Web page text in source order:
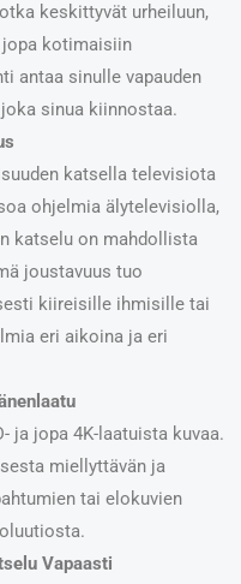
keskittyvät urheiluun,
kotimaisiin
antaa sinulle vapauden
sinua kiinnostaa.
katsella televisiota
ohjelmia älytelevisiolla,
katselu on mahdollista
joustavuus tuo
kiireisille ihmisille tai
eri aikoina ja eri
ja jopa 4K-laatuista kuvaa.
miellyttävän ja
tai elokuvien
Vapaasti